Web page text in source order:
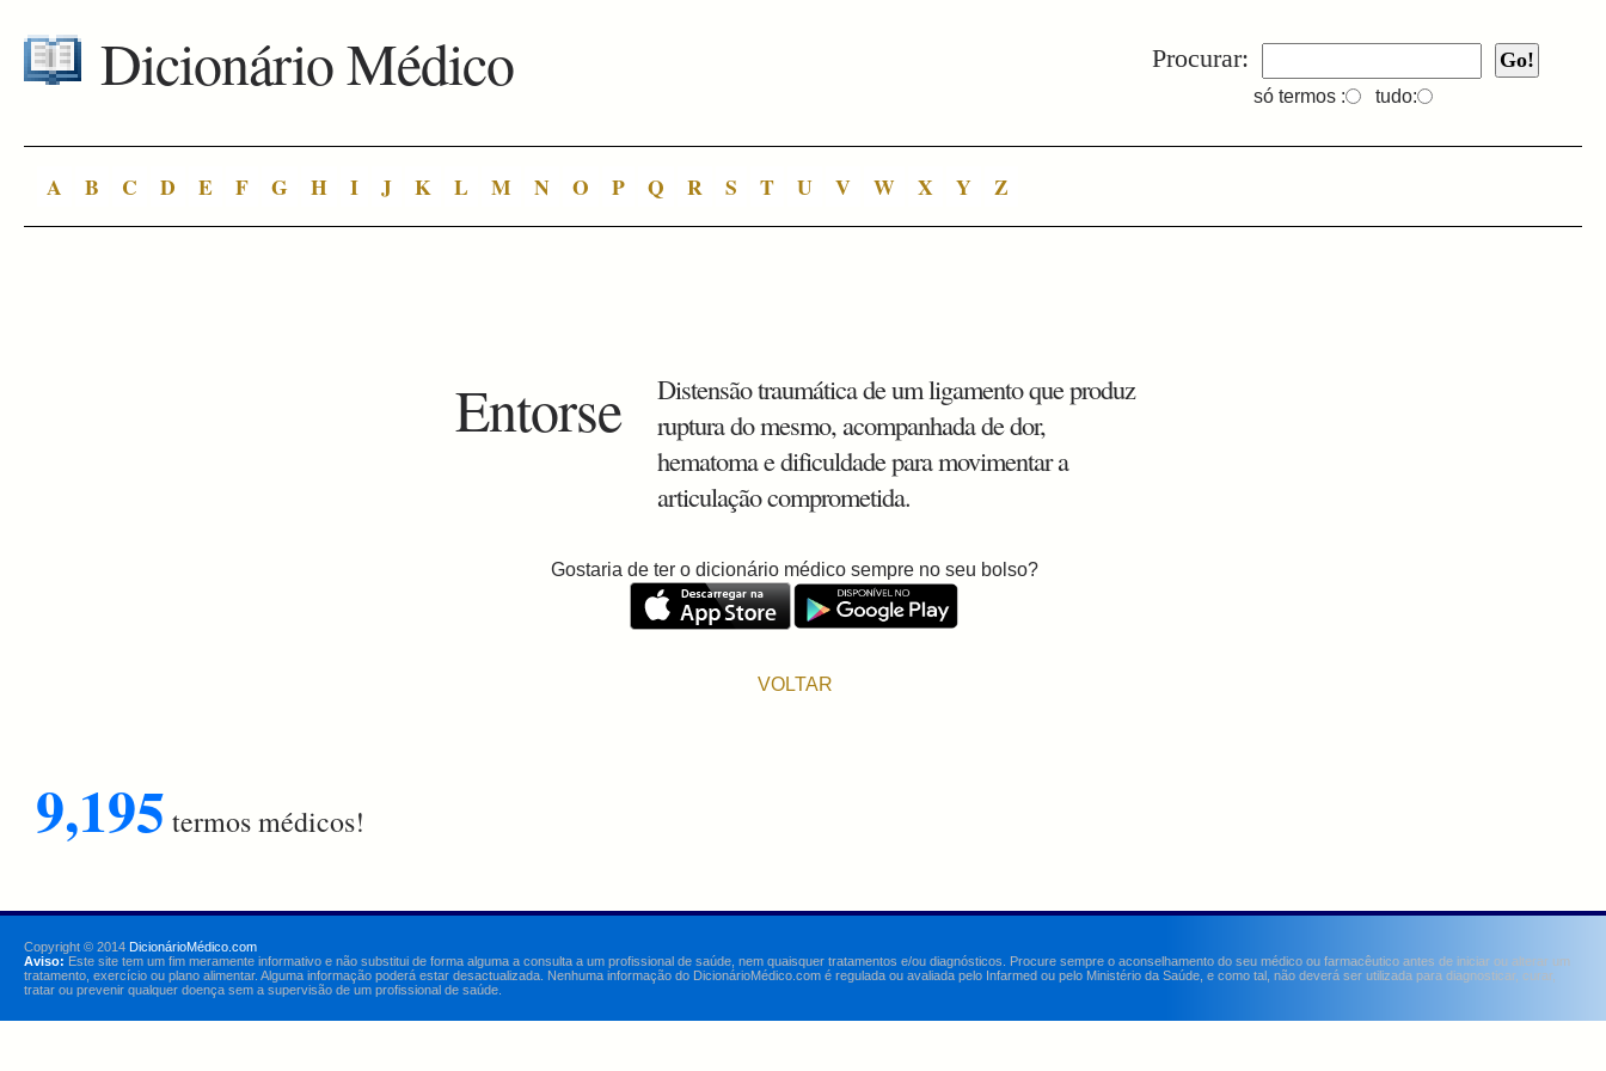
Procurar:
só termos : tudo:
Dicionário Médico
A B C D E F G H I J K L M N O P Q R S T U V W X Y Z
Entorse
Distensão traumática de um ligamento que produz
ruptura do mesmo, acompanhada de dor,
hematoma e dificuldade para movimentar a
articulação comprometida.
Gostaria de ter o dicionário médico sempre no seu bolso?
VOLTAR
9,195 termos médicos!
Copyright © 2014 DicionárioMédico.com
Aviso: Este site tem um fim meramente informativo e não substitui de forma alguma a consulta a um profissional de saúde, nem quaisquer tratamentos e/ou diagnósticos. Procure sempre o aconselhamento do seu médico ou farmacêutico antes de iniciar ou alterar um
tratamento, exercício ou plano alimentar. Alguma informação poderá estar desactualizada. Nenhuma informação do DicionárioMédico.com é regulada ou avaliada pelo Infarmed ou pelo Ministério da Saúde, e como tal, não deverá ser utilizada para diagnosticar, curar,
tratar ou prevenir qualquer doença sem a supervisão de um profissional de saúde.